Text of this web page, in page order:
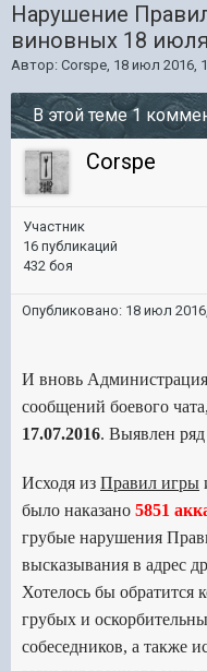
Нарушение
виновных 18 июля
Автор: Corspe, 18 июл 2016,
В этой теме 1
Corspe
Участник
16 публикаций
432 боя
Опубликовано: 18 июл
И вновь
сообщений боевого
17.07.2016. Выявлен
Исходя из Правил игры
было наказано 5851 ак
грубые нарушения
высказывания в адрес
Хотелось бы обратится
грубых и
собеседников, а также